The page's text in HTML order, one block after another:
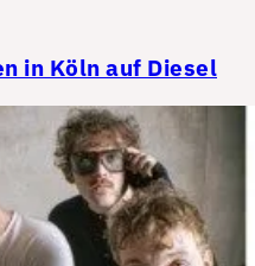
in Köln auf Diesel